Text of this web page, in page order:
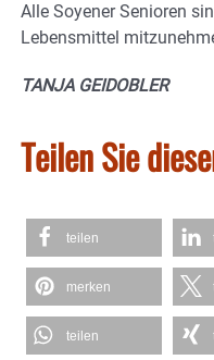
Alle Soyener Senioren
Lebensmittel
TANJA GEIDOBLER
Teilen Sie
teilen
merken
teilen